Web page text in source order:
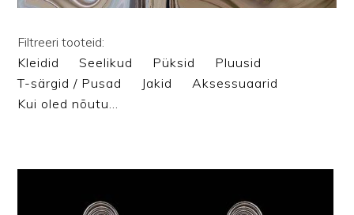
Filtreeri tooteid:
Kleidid
Seelikud Püksid
Pluusid
T-särgid / Pusad
Jakid
Aksessuaarid
Kui oled nõutu…